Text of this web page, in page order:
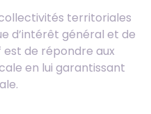
territoriales
d’intérêt général et de
de répondre aux
en lui garantissant